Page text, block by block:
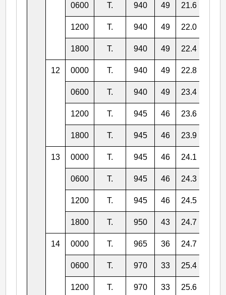
0600 T. 940 49 21.6
1200 T. 940 49 22.0
1800 T. 940 49 22.4
12 0000 T. 940 49 22.8
0600 T. 940 49 23.4
1200 T. 945 46 23.6
1800 T. 945 46 23.9
13 0000 T. 945 46 24.1
0600 T. 945 46 24.3
1200 T. 945 46 24.5
1800 T. 950 43 24.7
14 0000 T. 965 36 24.7
0600 T. 970 33 25.4
1200 T. 970 33 25.6